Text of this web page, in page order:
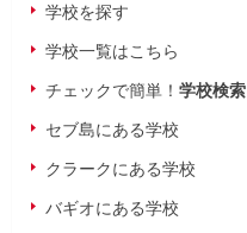
学校を探す
学校一覧はこちら
チェックで簡単！ 学校検索
セブ島にある学校
クラークにある学校
バギオにある学校